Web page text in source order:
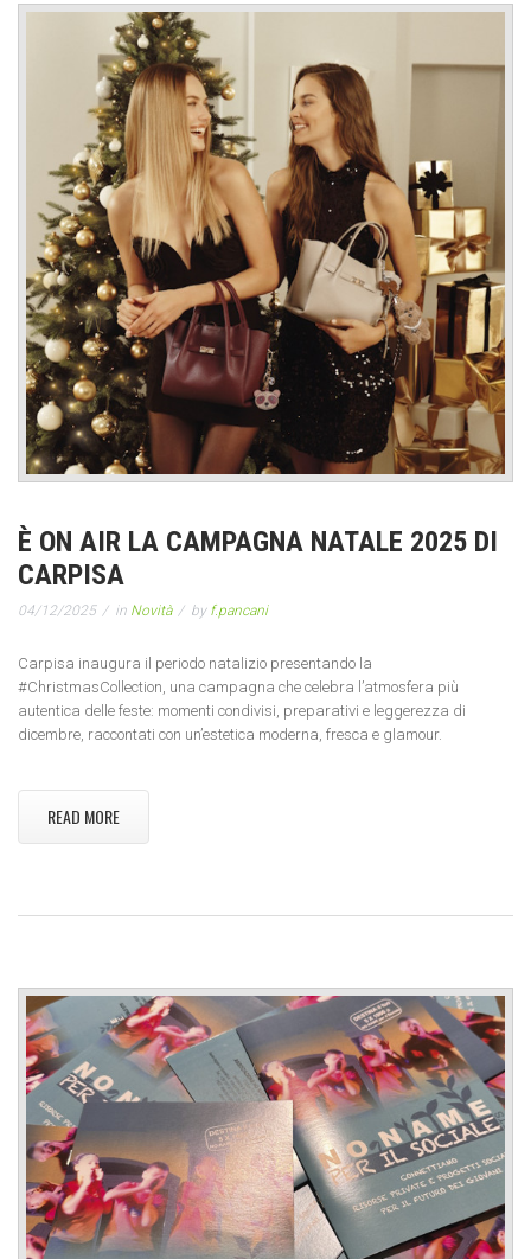
È ON AIR LA CAMPAGNA NATALE 2025 DI
CARPISA
04/12/2025 in Novità by f.pancani
Carpisa inaugura il periodo natalizio presentando la
#ChristmasCollection, una campagna che celebra l’atmosfera più
autentica delle feste: momenti condivisi, preparativi e leggerezza di
dicembre, raccontati con un’estetica moderna, fresca e glamour.
READ MORE